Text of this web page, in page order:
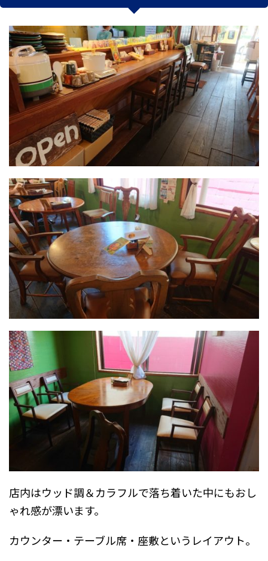
店内はウッド調＆カラフルで落ち着いた中にもおし
ゃれ感が漂います。
カウンター・テーブル席・座敷というレイアウト。